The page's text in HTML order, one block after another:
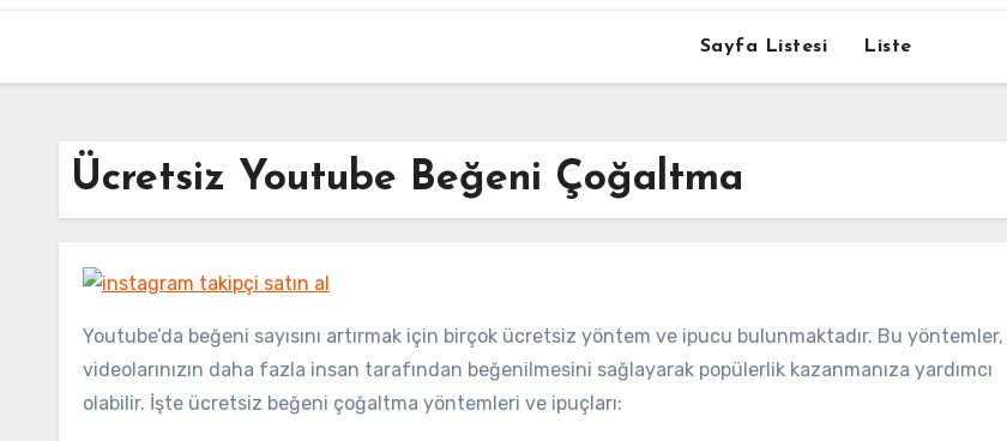
Sayfa Listesi Liste
Ücretsiz Youtube Beğeni Çoğaltma
Youtube’da beğeni sayısını artırmak için birçok ücretsiz yöntem ve ipucu bulunmaktadır. Bu yöntemler,
videolarınızın daha fazla insan tarafından beğenilmesini sağlayarak popülerlik kazanmanıza yardımcı
olabilir. İşte ücretsiz beğeni çoğaltma yöntemleri ve ipuçları: